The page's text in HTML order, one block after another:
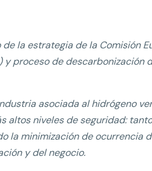
la estrategia de la Comisión
proceso de descarbonización
asociada al hidrógeno
altos niveles de seguridad:
la minimización de ocurrencia
y del negocio.